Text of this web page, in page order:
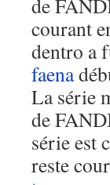
de
courant
dentro a
faena
La série
de
série est
reste